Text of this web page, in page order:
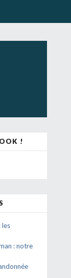
!
les
: notre